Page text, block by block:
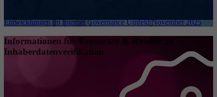
Entwicklungen im Internet Governance Umfeld November 2025
Informationen für Registrare & Reseller zu
Inhaberdatenverifikation